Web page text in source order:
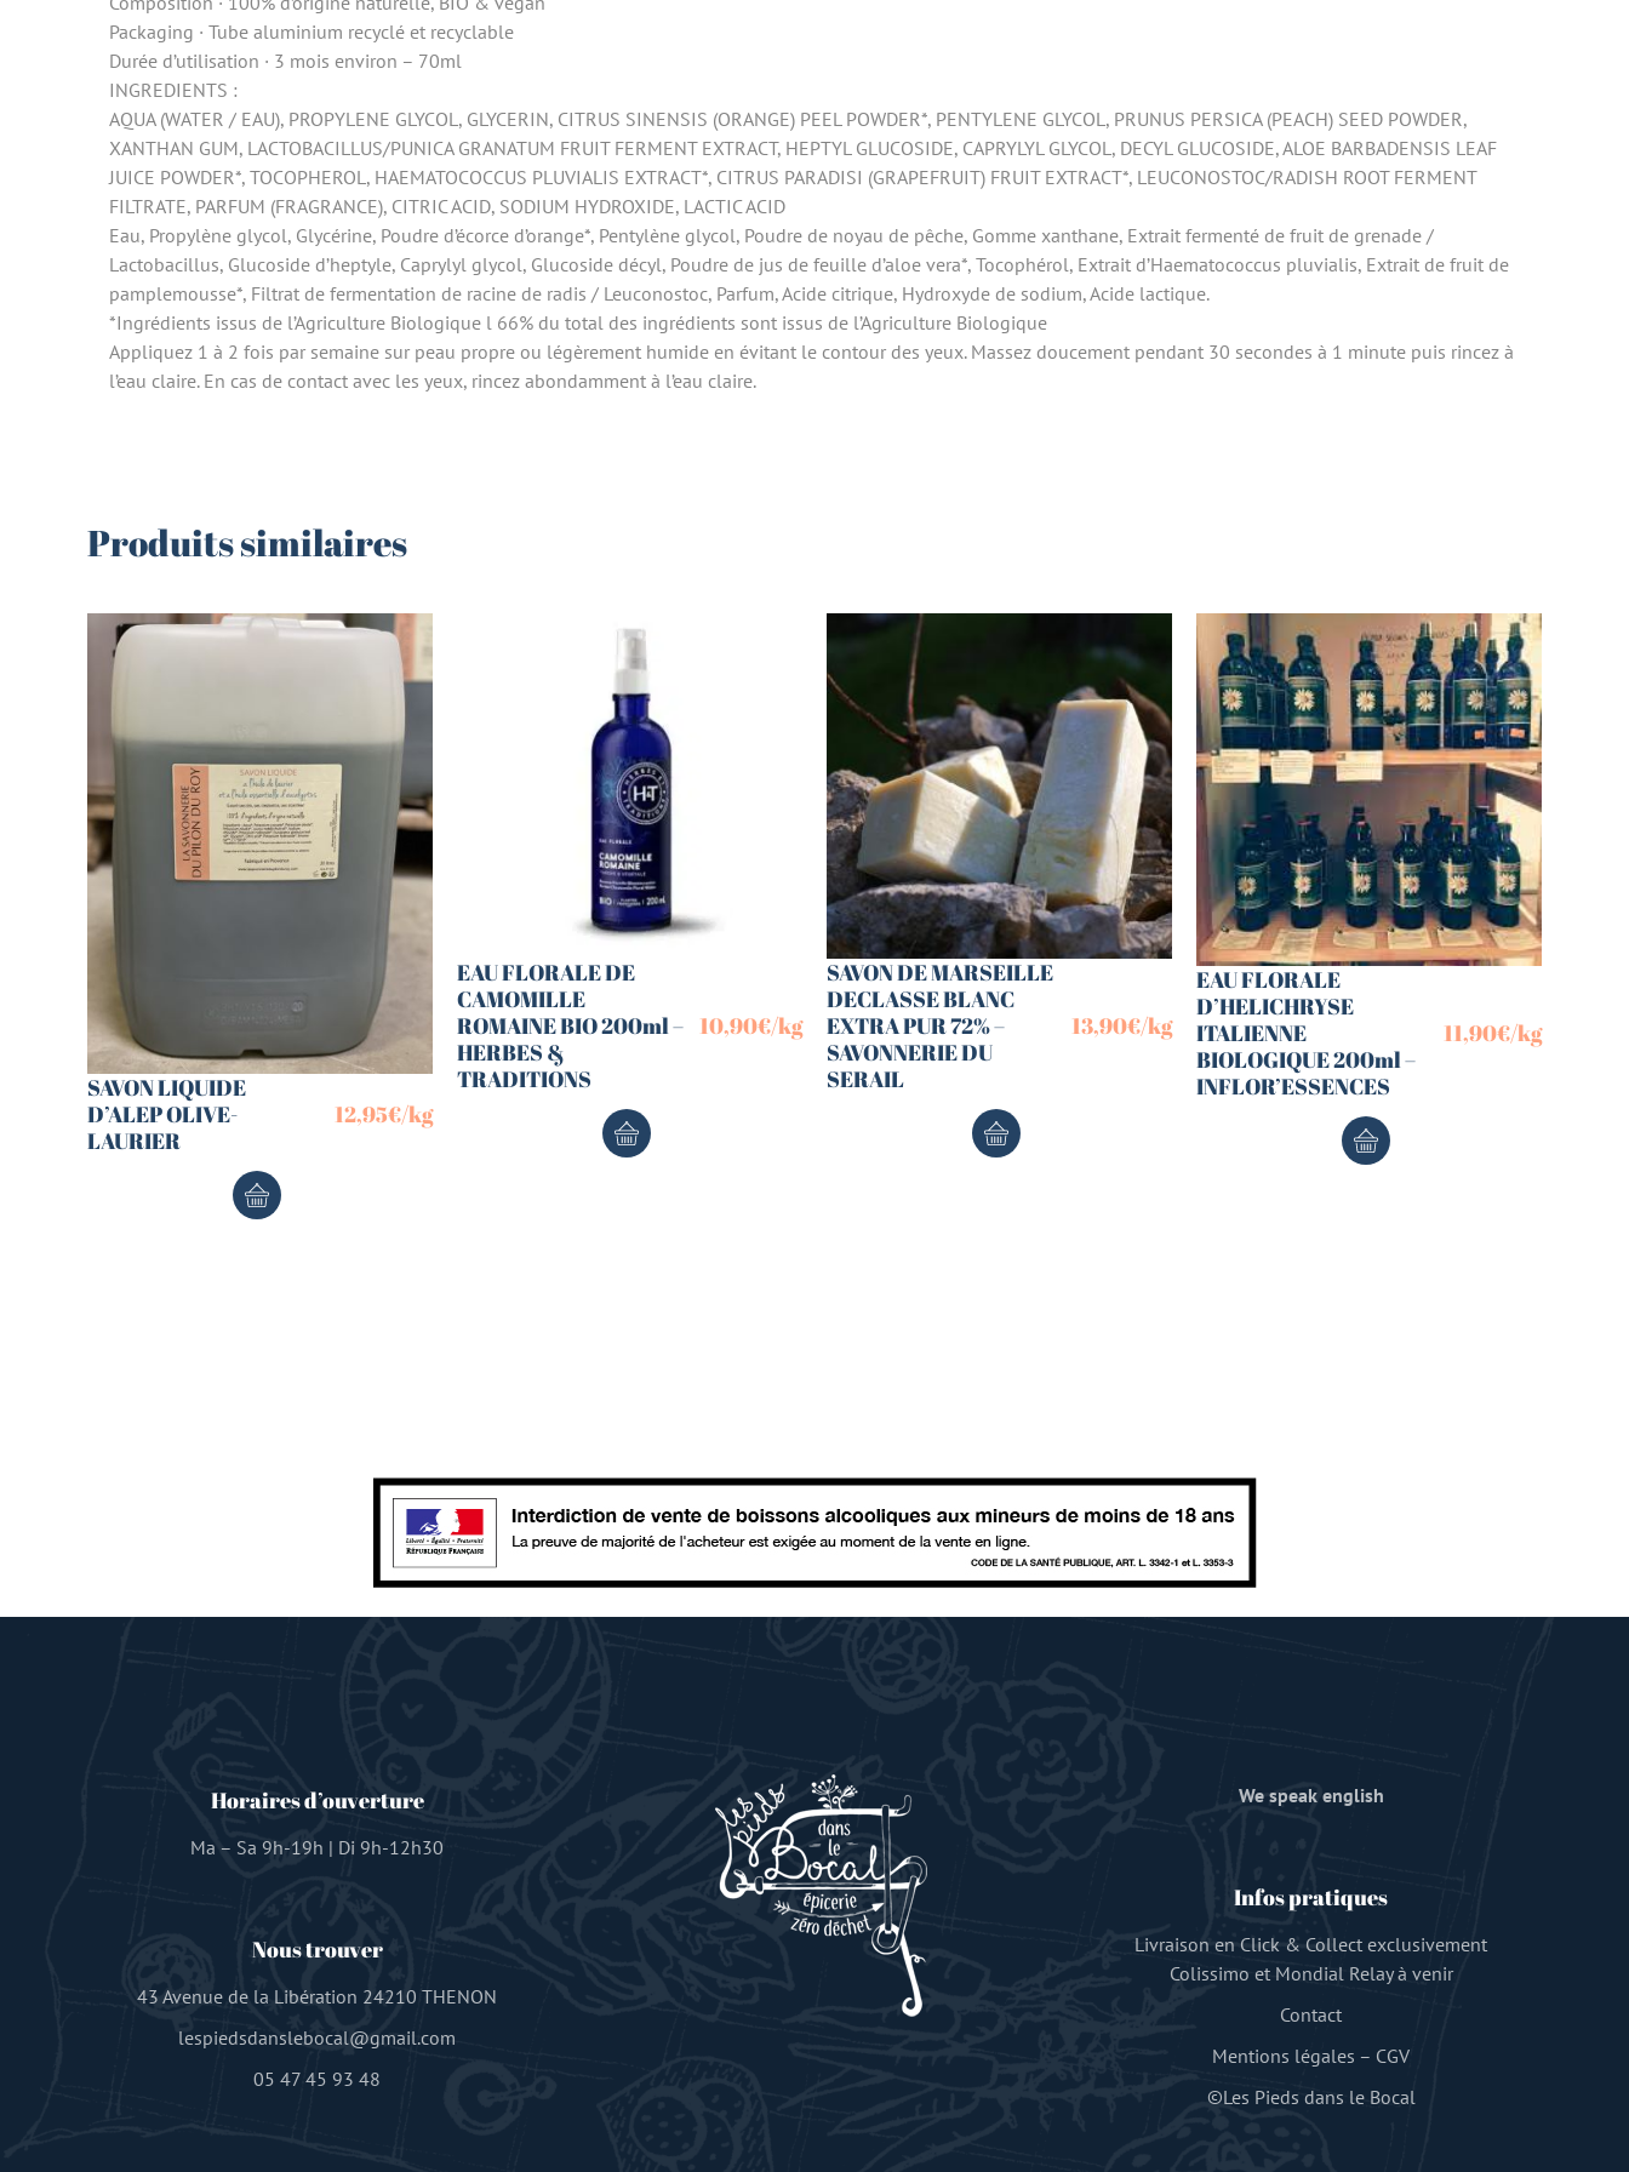
Packaging · Tube aluminium recyclé et recyclable
Durée d’utilisation · 3 mois environ – 70ml
INGREDIENTS :
AQUA (WATER / EAU), PROPYLENE GLYCOL, GLYCERIN, CITRUS SINENSIS (ORANGE) PEEL POWDER*, PENTYLENE GLYCOL, PRUNUS PERSICA (PEACH) SEED POWDER,
XANTHAN GUM, LACTOBACILLUS/PUNICA GRANATUM FRUIT FERMENT EXTRACT, HEPTYL GLUCOSIDE, CAPRYLYL GLYCOL, DECYL GLUCOSIDE, ALOE BARBADENSIS LEAF
JUICE POWDER*, TOCOPHEROL, HAEMATOCOCCUS PLUVIALIS EXTRACT*, CITRUS PARADISI (GRAPEFRUIT) FRUIT EXTRACT*, LEUCONOSTOC/RADISH ROOT FERMENT
FILTRATE, PARFUM (FRAGRANCE), CITRIC ACID, SODIUM HYDROXIDE, LACTIC ACID
Eau, Propylène glycol, Glycérine, Poudre d’écorce d’orange*, Pentylène glycol, Poudre de noyau de pêche, Gomme xanthane, Extrait fermenté de fruit de grenade /
Lactobacillus, Glucoside d’heptyle, Caprylyl glycol, Glucoside décyl, Poudre de jus de feuille d’aloe vera*, Tocophérol, Extrait d’Haematococcus pluvialis, Extrait de fruit de
pamplemousse*, Filtrat de fermentation de racine de radis / Leuconostoc, Parfum, Acide citrique, Hydroxyde de sodium, Acide lactique.
*Ingrédients issus de l’Agriculture Biologique l 66% du total des ingrédients sont issus de l’Agriculture Biologique
Appliquez 1 à 2 fois par semaine sur peau propre ou légèrement humide en évitant le contour des yeux. Massez doucement pendant 30 secondes à 1 minute puis rincez à
l’eau claire. En cas de contact avec les yeux, rincez abondamment à l’eau claire.
Produits similaires
SAVON LIQUIDE
D’ALEP OLIVE-
LAURIER
12,95€/kg
EAU FLORALE DE
CAMOMILLE
ROMAINE BIO 200ml –
HERBES &
TRADITIONS
10,90€/kg
SAVON DE MARSEILLE
DECLASSE BLANC
EXTRA PUR 72% –
SAVONNERIE DU
SERAIL
13,90€/kg
EAU FLORALE
D’HELICHRYSE
ITALIENNE
BIOLOGIQUE 200ml –
INFLOR’ESSENCES
11,90€/kg
Horaires d’ouverture
Ma – Sa 9h-19h | Di 9h-12h30
Nous trouver
43 Avenue de la Libération 24210 THENON
lespiedsdanslebocal@gmail.com
05 47 45 93 48
We speak english
Infos pratiques
Livraison en Click & Collect exclusivement
Colissimo et Mondial Relay à venir
Contact
Mentions légales – CGV
©Les Pieds dans le Bocal